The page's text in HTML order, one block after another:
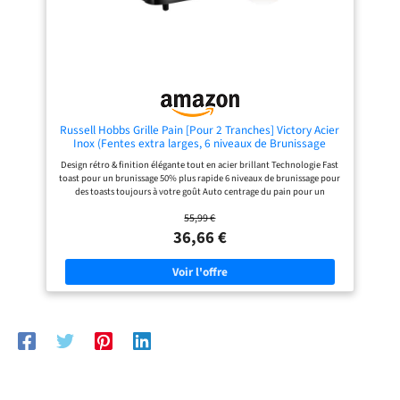
situé à l'arrière de l'appareil,
hygiénique après chaque
utilisation.
Russell Hobbs Grille Pain [Pour 2 Tranches] Victory Acier
Inox (Fentes extra larges, 6 niveaux de Brunissage
rapide, Décongèle & réchauffe viennoiserie, Ramasse
miettes, 1670W) Toaster 23311-56
Design rétro & finition élégante tout en acier brillant Technologie Fast
toast pour un brunissage 50% plus rapide 6 niveaux de brunissage pour
des toasts toujours à votre goût Auto centrage du pain pour un
facilement
55,99 €
36,66 €